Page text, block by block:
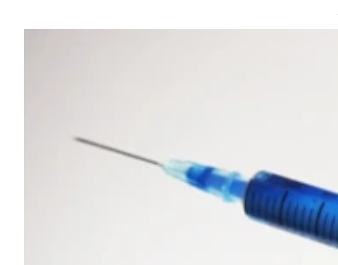
東京五輪までの今後４年間で、より深刻化すると懸念されてい